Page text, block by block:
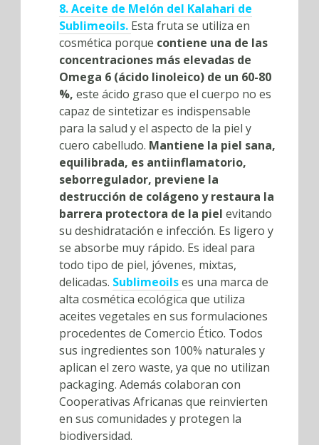
8. Aceite de Melón del Kalahari de
Sublimeoils. Esta fruta se utiliza en
cosmética porque contiene una de las
concentraciones más elevadas de
Omega 6 (ácido linoleico) de un 60-80
%, este ácido graso que el cuerpo no es
capaz de sintetizar es indispensable
para la salud y el aspecto de la piel y
cuero cabelludo. Mantiene la piel sana,
equilibrada, es antiinflamatorio,
seborregulador, previene la
destrucción de colágeno y restaura la
barrera protectora de la piel evitando
su deshidratación e infección. Es ligero y
se absorbe muy rápido. Es ideal para
todo tipo de piel, jóvenes, mixtas,
delicadas. Sublimeoilses una marca de
alta cosmética ecológica que utiliza
aceites vegetales en sus formulaciones
procedentes de Comercio Ético. Todos
sus ingredientes son 100% naturales y
aplican el zero waste, ya que no utilizan
packaging. Además colaboran con
Cooperativas Africanas que reinvierten
en sus comunidades y protegen la
biodiversidad.